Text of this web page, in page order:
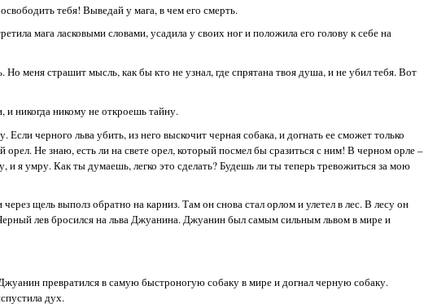
тебя! Выведай у мага, в чем его смерть.
мага ласковыми словами, усадила у своих ног и положила его голову к себе на
меня страшит мысль, как бы кто не узнал, где спрятана твоя душа, и не убил тебя. Вот
и никогда никому не откроешь тайну.
черного льва убить, из него выскочит черная собака, и догнать ее сможет только
Не знаю, есть ли на свете орел, который посмел бы сразиться с ним! В черном орле –
я умру. Как ты думаешь, легко это сделать? Будешь ли ты теперь тревожиться за мою
щель выполз обратно на карниз. Там он снова стал орлом и улетел в лес. В лесу он
лев бросился на льва Джуанина. Джуанин был самым сильным львом в мире и
превратился в самую быстроногую собаку в мире и догнал черную собаку.
дух.